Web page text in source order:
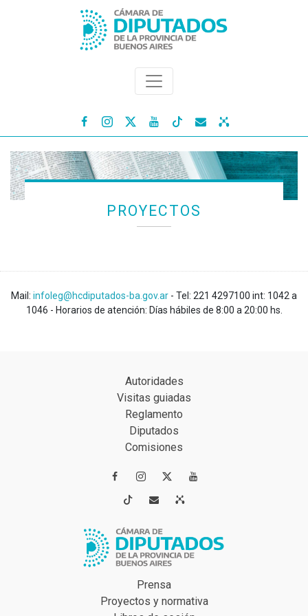
   
PROYECTOS
Mail: infoleg@hcdiputados-ba.gov.ar - Tel: 221 4297100 int: 1042 a
1046 - Horarios de atención: Días hábiles de 8:00 a 20:00 hs.
Autoridades
Visitas guiadas
Reglamento
Diputados
Comisiones
 
 
Prensa
Proyectos y normativa